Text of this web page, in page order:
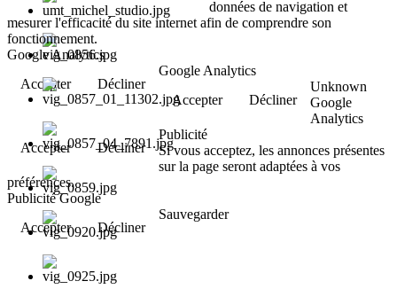
données de navigation et
mesurer l'efficacité du site internet afin de comprendre son
fonctionnement.
Google Analytics
Accepter
Décliner
Google Analytics
Accepter
Décliner
Unknown
Google
Analytics
Accepter
Décliner
Publicité
Si vous acceptez, les annonces présentes
sur la page seront adaptées à vos
préférences.
Publicité Google
Accepter
Décliner
Sauvegarder